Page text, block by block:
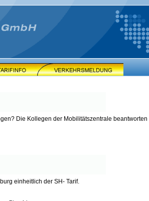
Die Kollegen der Mobilitätszentrale beantworten
einheitlich der SH- Tarif.